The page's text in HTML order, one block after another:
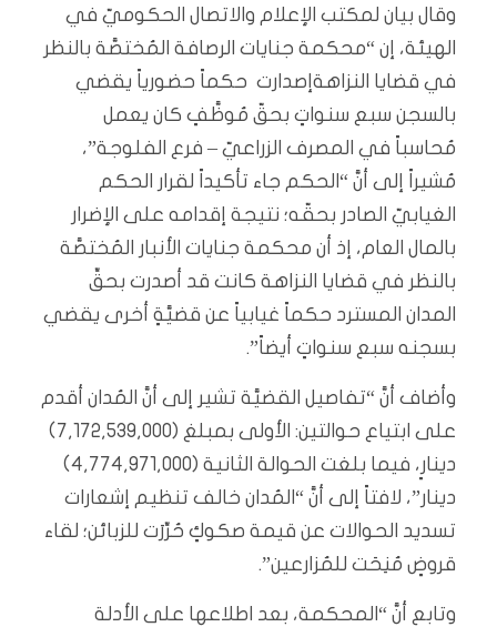
وقال بيان لمكتب الإعلام والاتصال الحكوميّ في
الهيئة، إن “محكمة جنايات الرصافة المُختصَّة بالنظر
في قضايا النزاهةإصدارت حكماً حضورياً يقضي
بالسجن سبع سنواتٍ بحقّ مُوظَّفٍ كان يعمل
مُحاسباً في المصرف الزراعيّ – فرع الفلوجة”،
مُشيراً إلى أنَّ “الحكم جاء تأكيداً لقرار الحكم
الغيابيّ الصادر بحقّه؛ نتيجة إقدامه على الإضرار
بالمال العام، إذ أن محكمة جنايات الأنبار المُختصَّة
بالنظر في قضايا النزاهة كانت قد أصدرت بحقِّ
المدان المسترد حكماً غيابياً عن قضيَّةٍ أخرى يقضي
بسجنه سبع سنواتٍ أيضاً”.
وأضاف أنَّ “تفاصيل القضيَّة تشير إلى أنَّ المُدان أقدم
على ابتياع حوالتين: الأولى بمبلغ (7,172,539,000)
دينارٍ، فيما بلغت الحوالة الثانية (4,774,971,000)
دينار”، لافتاً إلى أنَّ “المُدان خالف تنظيم إشعارات
تسديد الحوالات عن قيمة صكوكٍ حُرِّرَت للزبائن؛ لقاء
قروضٍ مُنِحَت للمُزارعين”.
وتابع أنَّ “المحكمة، بعد اطلاعها على الأدلة